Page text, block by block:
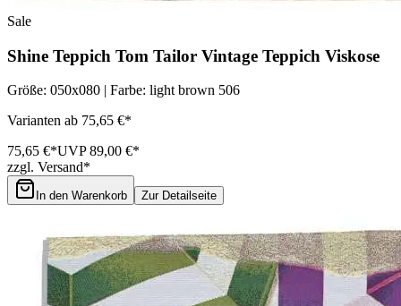
Sale
Shine Teppich Tom Tailor Vintage Teppich Viskose
Größe: 050x080 | Farbe: light brown 506
Varianten ab 75,65 €*
75,65 €*UVP 89,00 €*
zzgl. Versand*
In den Warenkorb Zur Detailseite